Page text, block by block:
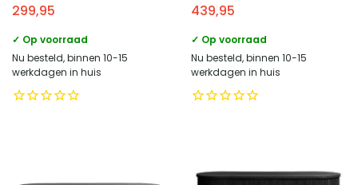
299,95
✓ Op voorraad
Nu besteld, binnen 10-15
werkdagen in huis
439,95
✓ Op voorraad
Nu besteld, binnen 10-15
werkdagen in huis